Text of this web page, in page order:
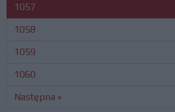
1057
1058
1059
1060
Następna »